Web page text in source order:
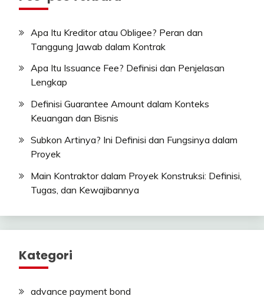
Apa Itu Kreditor atau Obligee? Peran dan
Tanggung Jawab dalam Kontrak
Apa Itu Issuance Fee? Definisi dan Penjelasan
Lengkap
Definisi Guarantee Amount dalam Konteks
Keuangan dan Bisnis
Subkon Artinya? Ini Definisi dan Fungsinya dalam
Proyek
Main Kontraktor dalam Proyek Konstruksi: Definisi,
Tugas, dan Kewajibannya
Kategori
advance payment bond